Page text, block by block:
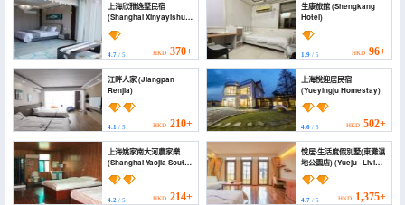
上海欣雅逸墅民宿
(Shanghai Xinyayishu
4.7 / 5 HKD 370+
生康旅館 (Shengkang
Hotel)
1.9/ 5 HKD 96+
江畔人家 (Jiangpan
Renjia)
4.1 / 5 HKD 210+
上海悅迎居民宿
(Yueyingju Homestay)
4.6/ 5 HKD 502+
上海姚家南大河農家樂
(Shanghai Yaojia South
Dahe Farm Stay)
4.2 / 5 HKD 214+
悅居·生活度假別墅(東灘濕
地公園店) (Yueju · Living
Vacation Villa (Dongtan
Wetland Park Store))
4.7/ 5 HKD 1,375+